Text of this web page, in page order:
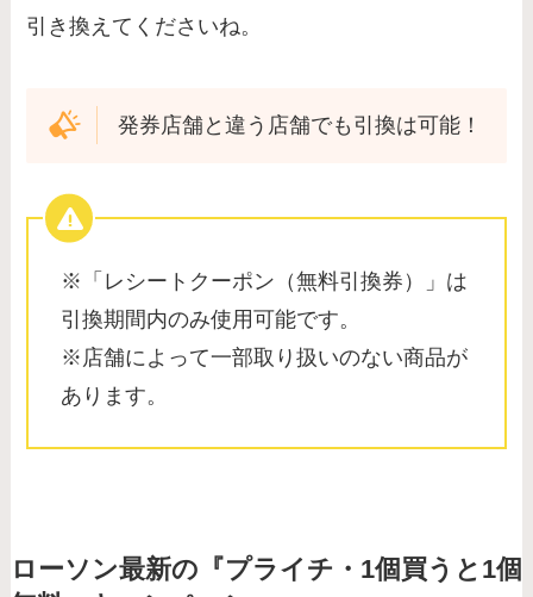
引き換えてくださいね。
発券店舗と違う店舗でも引換は可能！
※「レシートクーポン（無料引換券）」は
引換期間内のみ使用可能です。
※店舗によって一部取り扱いのない商品が
あります。
ローソン最新の『プライチ・1個買うと1個